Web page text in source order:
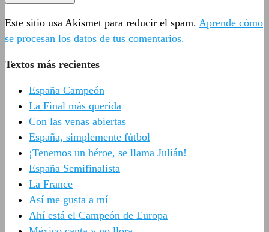
Este sitio usa Akismet para reducir el spam. Aprende cómo
se procesan los datos de tus comentarios.
Textos más recientes
España Campeón
La Final más querida
Con las venas abiertas
España, simplemente fútbol
¡Tenemos un héroe, se llama Julián!
España Semifinalista
La France
Así me gusta a mí
Ahí está el Campeón de Europa